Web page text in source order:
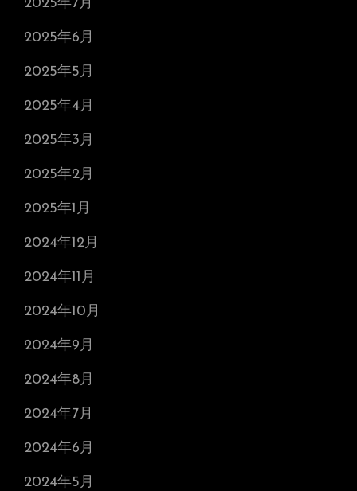
2025年7月
2025年6月
2025年5月
2025年4月
2025年3月
2025年2月
2025年1月
2024年12月
2024年11月
2024年10月
2024年9月
2024年8月
2024年7月
2024年6月
2024年5月